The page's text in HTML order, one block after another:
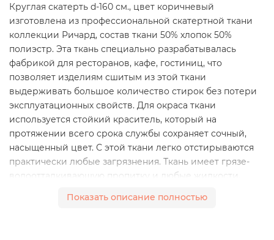
Круглая скатерть d-160 см., цвет коричневый
изготовлена из профессиональной скатертной ткани
коллекции Ричард, состав ткани 50% хлопок 50%
полиэстр. Эта ткань специально разрабатывалась
фабрикой для ресторанов, кафе, гостиниц, что
позволяет изделиям сшитым из этой ткани
выдерживать большое количество стирок без потери
эксплуатационных свойств. Для окраса ткани
используется стойкий краситель, который на
протяжении всего срока службы сохраняет сочный,
насыщенный цвет. С этой ткани легко отстирываются
практически любые загрязнения. Ткань имеет грязе-
водоотталкивающую пропитку и любые жидкости,
волокон ткани, а как капельки ртути остаются на
Показать описание полностью